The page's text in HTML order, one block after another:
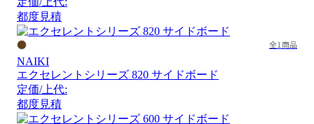
都度見積
全1商品
NAIKI
エクセレントシリーズ 820 サイドボード
定価/上代:
都度見積